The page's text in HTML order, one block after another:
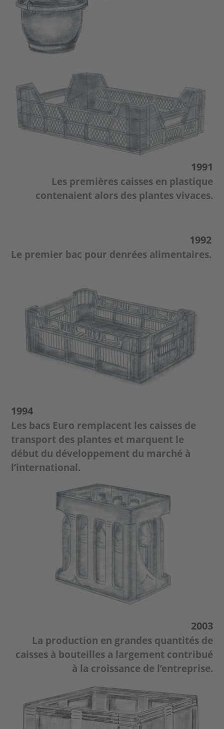
1991
Les premières caisses en plastique
contenaient alors des plantes vivaces.
1992
Le premier bac pour denrées alimentaires.
1994
Les bacs Euro remplacent les caisses de
transport des plantes et marquent le
début du développement du marché à
l’international.
2003
La production en grandes quantités de
caisses à bouteilles a largement contribué
à la croissance de l’entreprise.